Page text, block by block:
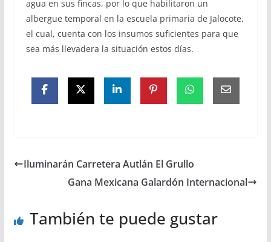
agua en sus fincas, por lo que habilitaron un
albergue temporal en la escuela primaria de Jalocote,
el cual, cuenta con los insumos suficientes para que
sea más llevadera la situación estos días.
Iluminarán Carretera Autlán El Grullo
Gana Mexicana Galardón Internacional
También te puede gustar